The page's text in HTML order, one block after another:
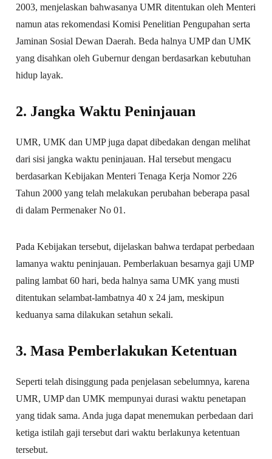
2003, menjelaskan bahwasanya UMR ditentukan oleh Menteri
namun atas rekomendasi Komisi Penelitian Pengupahan serta
Jaminan Sosial Dewan Daerah. Beda halnya UMP dan UMK
yang disahkan oleh Gubernur dengan berdasarkan kebutuhan
hidup layak.
2. Jangka Waktu Peninjauan
UMR, UMK dan UMP juga dapat dibedakan dengan melihat
dari sisi jangka waktu peninjauan. Hal tersebut mengacu
berdasarkan Kebijakan Menteri Tenaga Kerja Nomor 226
Tahun 2000 yang telah melakukan perubahan beberapa pasal
di dalam Permenaker No 01.
Pada Kebijakan tersebut, dijelaskan bahwa terdapat perbedaan
lamanya waktu peninjauan. Pemberlakuan besarnya gaji UMP
paling lambat 60 hari, beda halnya sama UMK yang musti
ditentukan selambat-lambatnya 40 x 24 jam, meskipun
keduanya sama dilakukan setahun sekali.
3. Masa Pemberlakukan Ketentuan
Seperti telah disinggung pada penjelasan sebelumnya, karena
UMR, UMP dan UMK mempunyai durasi waktu penetapan
yang tidak sama. Anda juga dapat menemukan perbedaan dari
ketiga istilah gaji tersebut dari waktu berlakunya ketentuan
tersebut.